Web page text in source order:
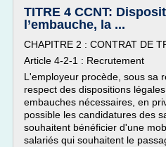
TITRE 4 CCNT:
l’embauche, la ...
CHAPITRE 2 : CONTRAT DE
Article 4-2-1 : Recrutement
L'employeur procède, sous sa
respect des dispositions
embauches nécessaires, en
possible les candidatures des
souhaitent bénéficier d'une
salariés qui souhaitent le